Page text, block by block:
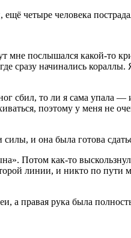
четыре человека
мне послышался какой-то
сразу начинались
сбил, то ли я сама упала
поэтому у меня
и она была готова
Потом как-то
линии, и никто по
а правая рука была